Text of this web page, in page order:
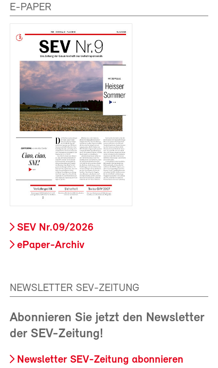
E-PAPER
SEV Nr.09/2026
ePaper-Archiv
NEWSLETTER SEV-ZEITUNG
Abonnieren Sie jetzt den Newsletter
der SEV-Zeitung!
Newsletter SEV-Zeitung abonnieren